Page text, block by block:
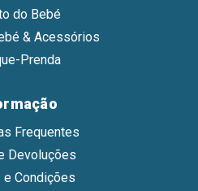
do Bebé
& Acessórios
Prenda
Frequentes
Devoluções
e Condições